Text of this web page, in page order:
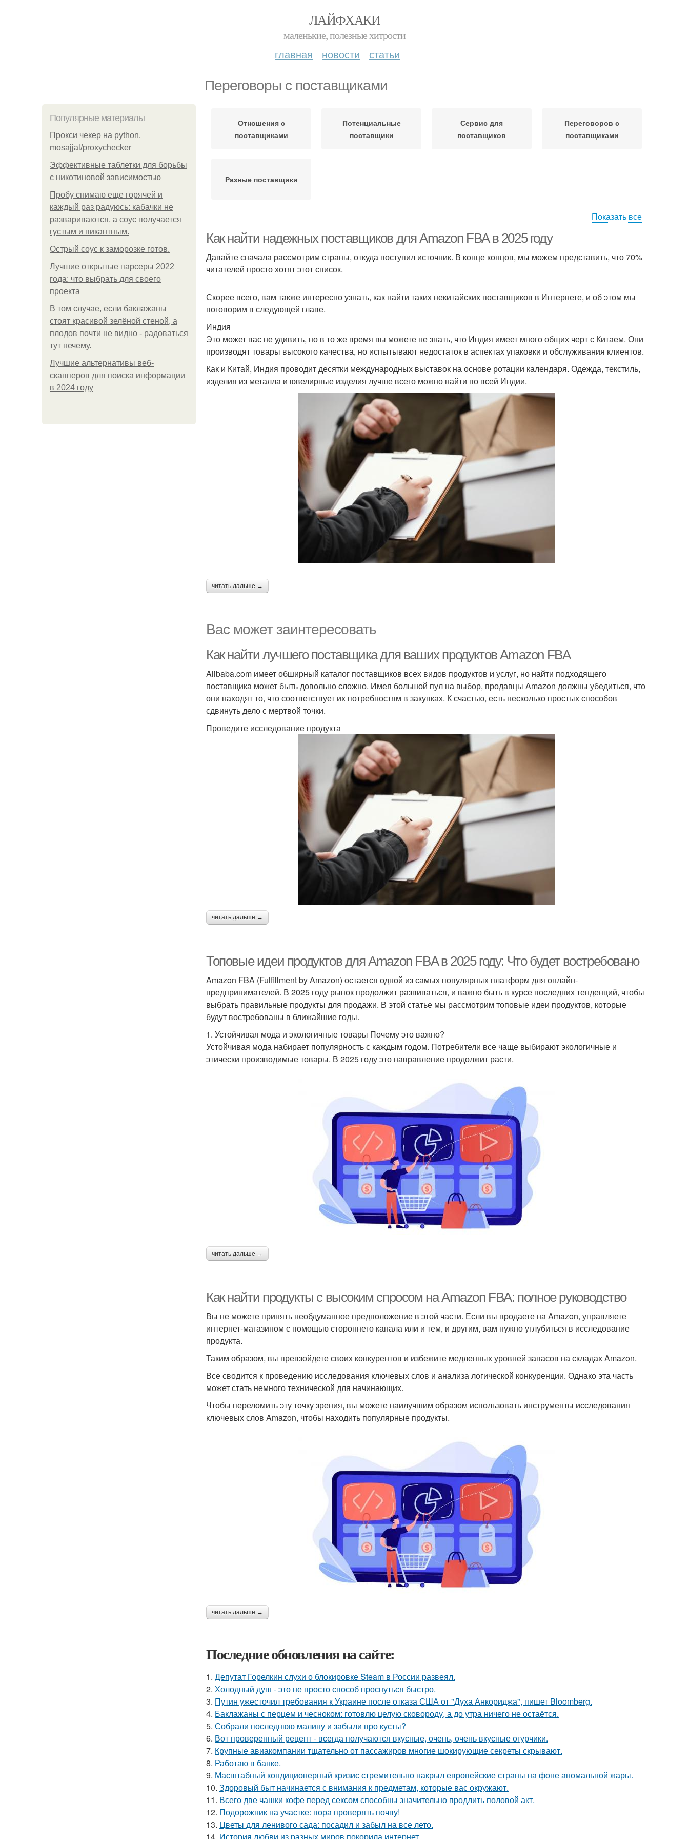
ЛАЙФХАКИ
маленькие, полезные хитрости
главная новости статьи
Переговоры с поставщиками
Популярные материалы
Прокси чекер на python.
mosajjal/proxychecker
Эффективные таблетки для борьбы
с никотиновой зависимостью
Пробу снимаю еще горячей и
каждый раз радуюсь: кабачки не
развариваются, а соус получается
густым и пикантным.
Острый соус к заморозке готов.
Лучшие открытые парсеры 2022
года: что выбрать для своего
проекта
В том случае, если баклажаны
стоят красивой зелёной стеной, а
плодов почти не видно - радоваться
тут нечему.
Лучшие альтернативы веб-
скапперов для поиска информации
в 2024 году
Отношения с
поставщиками
Потенциальные
поставщики
Сервис для
поставщиков
Переговоров с
поставщиками
Разные поставщики
Показать все
Как найти надежных поставщиков для Amazon FBA в 2025 году
Давайте сначала рассмотрим страны, откуда поступил источник. В конце концов, мы можем представить, что 70%
читателей просто хотят этот список.
Скорее всего, вам также интересно узнать, как найти таких некитайских поставщиков в Интернете, и об этом мы
поговорим в следующей главе.
Индия
Это может вас не удивить, но в то же время вы можете не знать, что Индия имеет много общих черт с Китаем. Они
производят товары высокого качества, но испытывают недостаток в аспектах упаковки и обслуживания клиентов.
Как и Китай, Индия проводит десятки международных выставок на основе ротации календаря. Одежда, текстиль,
изделия из металла и ювелирные изделия лучше всего можно найти по всей Индии.
читать дальше →
Вас может заинтересовать
Как найти лучшего поставщика для ваших продуктов Amazon FBA
Alibaba.com имеет обширный каталог поставщиков всех видов продуктов и услуг, но найти подходящего
поставщика может быть довольно сложно. Имея большой пул на выбор, продавцы Amazon должны убедиться, что
они находят то, что соответствует их потребностям в закупках. К счастью, есть несколько простых способов
сдвинуть дело с мертвой точки.
Проведите исследование продукта
читать дальше →
Топовые идеи продуктов для Amazon FBA в 2025 году: Что будет востребовано
Amazon FBA (Fulfillment by Amazon) остается одной из самых популярных платформ для онлайн-
предпринимателей. В 2025 году рынок продолжит развиваться, и важно быть в курсе последних тенденций, чтобы
выбрать правильные продукты для продажи. В этой статье мы рассмотрим топовые идеи продуктов, которые
будут востребованы в ближайшие годы.
1. Устойчивая мода и экологичные товары Почему это важно?
Устойчивая мода набирает популярность с каждым годом. Потребители все чаще выбирают экологичные и
этически производимые товары. В 2025 году это направление продолжит расти.
читать дальше →
Как найти продукты с высоким спросом на Amazon FBA: полное руководство
Вы не можете принять необдуманное предположение в этой части. Если вы продаете на Amazon, управляете
интернет-магазином с помощью стороннего канала или и тем, и другим, вам нужно углубиться в исследование
продукта.
Таким образом, вы превзойдете своих конкурентов и избежите медленных уровней запасов на складах Amazon.
Все сводится к проведению исследования ключевых слов и анализа логической конкуренции. Однако эта часть
может стать немного технической для начинающих.
Чтобы переломить эту точку зрения, вы можете наилучшим образом использовать инструменты исследования
ключевых слов Amazon, чтобы находить популярные продукты.
читать дальше →
Последние обновления на сайте:
1. Депутат Горелкин слухи о блокировке Steam в России развеял.
2. Холодный душ - это не просто способ проснуться быстро.
3. Путин ужесточил требования к Украине после отказа США от "Духа Анкориджа", пишет Bloomberg.
4. Баклажаны с перцем и чесноком: готовлю целую сковороду, а до утра ничего не остаётся.
5. Собрали последнюю малину и забыли про кусты?
6. Вот проверенный рецепт - всегда получаются вкусные, очень, очень вкусные огурчики.
7. Крупные авиакомпании тщательно от пассажиров многие шокирующие секреты скрывают.
8. Работаю в банке.
9. Масштабный кондиционерный кризис стремительно накрыл европейские страны на фоне аномальной жары.
10. Здоровый быт начинается с внимания к предметам, которые вас окружают.
11. Всего две чашки кофе перед сексом способны значительно продлить половой акт.
12. Подорожник на участке: пора проверять почву!
13. Цветы для ленивого сада: посадил и забыл на все лето.